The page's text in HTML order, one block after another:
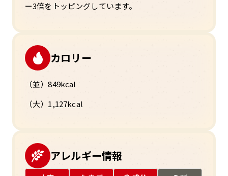
ー3倍をトッピングしています。
カロリー
（並）849kcal
（大）1,127kcal
アレルギー情報